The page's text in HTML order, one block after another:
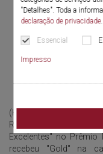
"Detalhes". Toda a
declaração de privacidade.
Essencial
Impresso
(Knittlingen, 12 de
Richard Wolf foi
Excelentes" no
recebeu "Gold" na